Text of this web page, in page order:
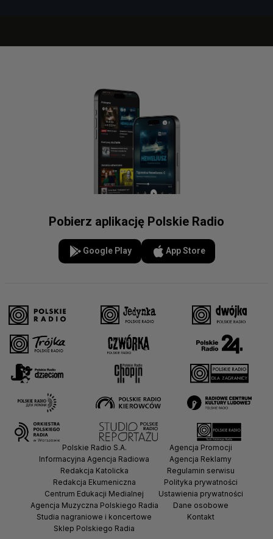
Pobierz aplikację Polskie Radio
Google Play App Store
Polskie Radio S.A.
Informacyjna Agencja Radiowa
Redakcja Katolicka
Redakcja Ekumeniczna
Centrum Edukacji Medialnej
Agencja Muzyczna Polskiego Radia
Studia nagraniowe i koncertowe
Sklep Polskiego Radia
Agencja Promocji
Agencja Reklamy
Regulamin serwisu
Polityka prywatności
Ustawienia prywatności
Dane osobowe
Kontakt